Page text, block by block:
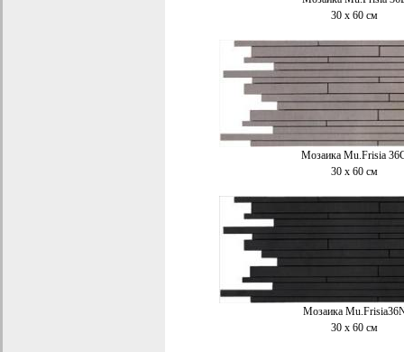
30 x 60 см
Мозаика Mu.Frisia
30 x 60 см
Мозаика
30 x 60 см